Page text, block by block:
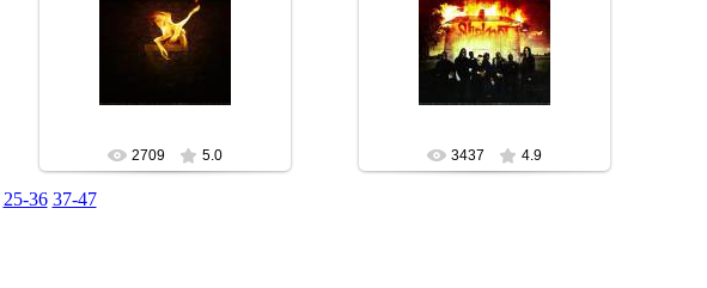
17.10.2008
burning evanescence)))
2709 5.0
05.10.2008
for all crazy maggots
redfill
3437 4.9
25-36 37-47